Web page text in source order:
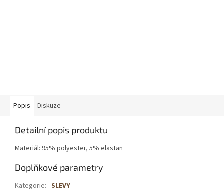
Popis Diskuze
Detailní popis produktu
Materiál: 95% polyester, 5% elastan
Doplňkové parametry
Kategorie: SLEVY